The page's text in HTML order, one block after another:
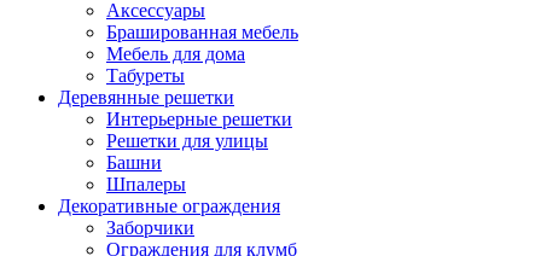
Аксессуары
Брашированная мебель
Мебель для дома
Табуреты
Деревянные решетки
Интерьерные решетки
Решетки для улицы
Башни
Шпалеры
Декоративные ограждения
Заборчики
Ограждения для клумб